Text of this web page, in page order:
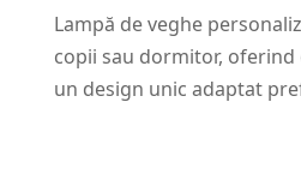
Lampă de veghe
copii sau dormitor, oferind
un design unic adaptat